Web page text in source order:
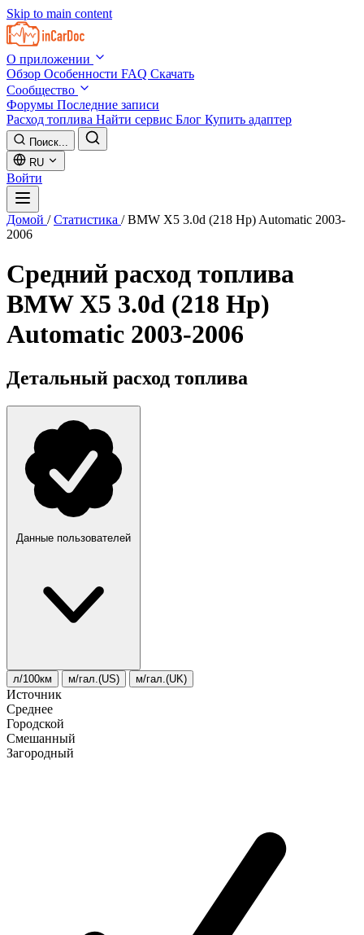
Skip to main content
О приложении
Обзор Особенности FAQ Скачать
Сообщество
Форумы Последние записи
Расход топлива Найти сервис Блог Купить адаптер
Поиск...
RU
Войти
Домой / Статистика / BMW X5 3.0d (218 Hp) Automatic 2003-
2006
Средний расход топлива
BMW X5 3.0d (218 Hp)
Automatic 2003-2006
Детальный расход топлива
Данные пользователей
л/100км м/гал.(US) м/гал.(UK)
Источник
Среднее
Городской
Смешанный
Загородный